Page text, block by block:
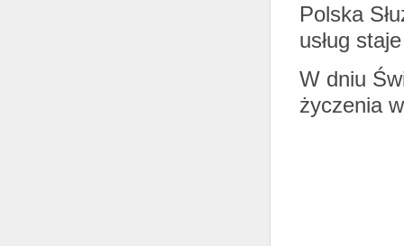
Polska
usług
W dniu
życzenia